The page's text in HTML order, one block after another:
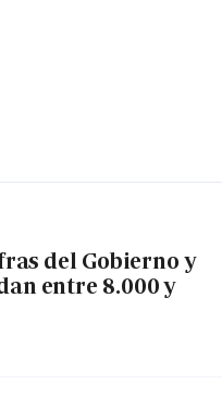
del Gobierno y
entre 8.000 y